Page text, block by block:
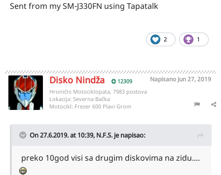
Sent from my SM-J330FN using Tapatalk
2 1
Disko Nindža 12309 Napisano Jun 27, 2019
Hronični Motociklopata, 7983 postova
Lokacija: Severna Bačka
Motocikl: Frezer 600 Plavi Grom
On 27.6.2019. at 10:39, N.F.S. je napisao:
preko 10god visi sa drugim diskovima na zidu....